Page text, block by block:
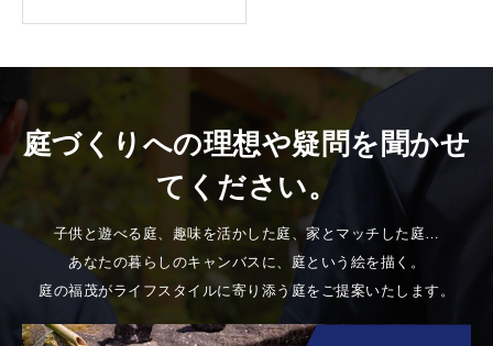
庭づくりへの理想や疑問を聞かせ
てください。
子供と遊べる庭、趣味を活かした庭、家とマッチした庭…
あなたの暮らしのキャンバスに、庭という絵を描く。
庭の福茂がライフスタイルに寄り添う庭をご提案いたします。